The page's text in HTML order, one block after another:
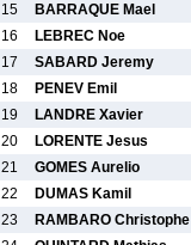
15
BARRAQUE Mael
16
LEBREC Noe
17
SABARD Jeremy
18
PENEV Emil
19
LANDRE Xavier
20
LORENTE Jesus
21
GOMES Aurelio
22
DUMAS Kamil
23
RAMBARO Christophe